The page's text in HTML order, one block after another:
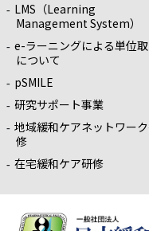
LMS（Learning
Management System）
e-ラーニングによる単位
について
pSMILE
研究サポート事業
地域緩和ケアネットワー
修
在宅緩和ケア研修